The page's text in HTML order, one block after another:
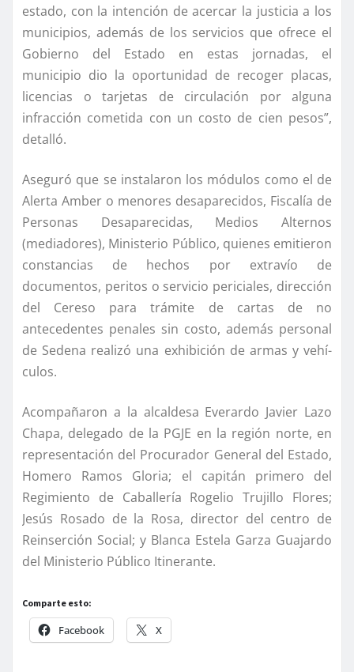
estado, con la intención de acercar la justicia a los
municipios, además de los servicios que ofrece el
Gobierno del Estado en estas jornadas, el
municipio dio la oportunidad de recoger placas,
licencias o tarjetas de circulación por alguna
infracción cometida con un costo de cien pesos”,
detalló.
Aseguró que se instalaron los módulos como el de
Alerta Amber o menores desaparecidos, Fiscalí­a de
Personas Desaparecidas, Medios Alternos
(mediadores), Ministerio Público, quienes emitieron
constancias de hechos por extraví­o de
documentos, peritos o servicio periciales, dirección
del Cereso para trámite de cartas de no
antecedentes penales sin costo, además personal
de Sedena realizó una exhibición de armas y vehí­
culos.
Acompañaron a la alcaldesa Everardo Javier Lazo
Chapa, delegado de la PGJE en la región norte, en
representación del Procurador General del Estado,
Homero Ramos Gloria; el capitán primero del
Regimiento de Caballerí­a Rogelio Trujillo Flores;
Jesús Rosado de la Rosa, director del centro de
Reinserción Social; y Blanca Estela Garza Guajardo
del Ministerio Público Itinerante.
Comparte esto:
Facebook X